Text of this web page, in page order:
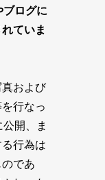
ブログに
ていま
および
行なっ
開、ま
行為は
であ